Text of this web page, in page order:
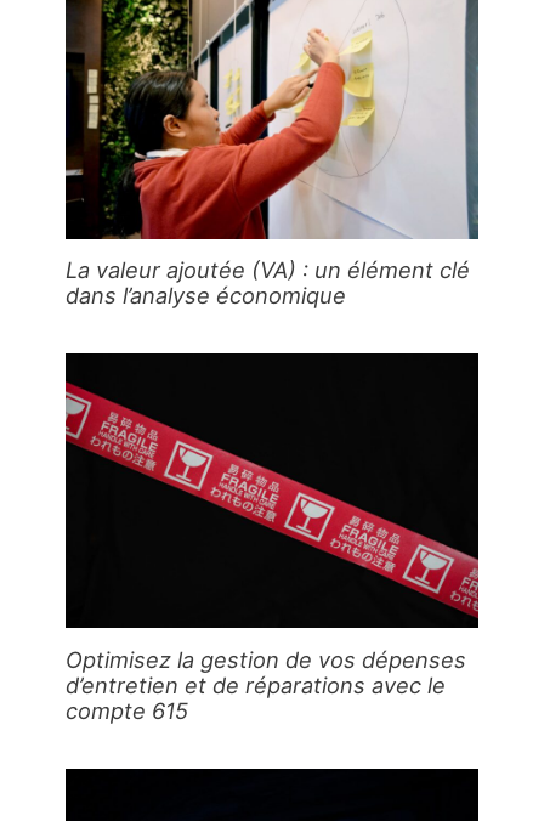
La valeur ajoutée (VA) : un élément clé
dans l’analyse économique
Optimisez la gestion de vos dépenses
d’entretien et de réparations avec le
compte 615